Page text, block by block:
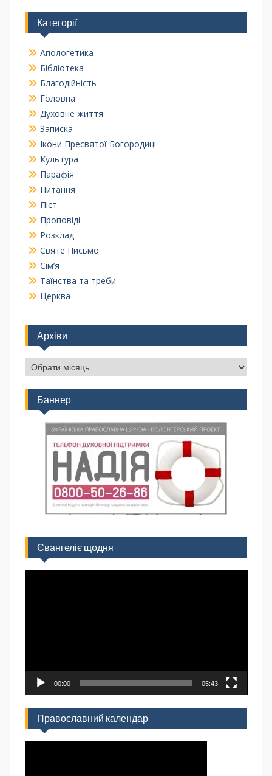
Категорії
Апологетика
Бібліотека
Благодійність
Головна
Духовне життя
Записка
Ікони Пресвятої Богородиці
Культура
Парафія
Питання
Піст
Проповіді
Розклад
Святе Письмо
Сім’я
Таїнства та треби
Церква
Архіви
Баннер
Євангеліє щодня
00:00 05:43
Православний календар